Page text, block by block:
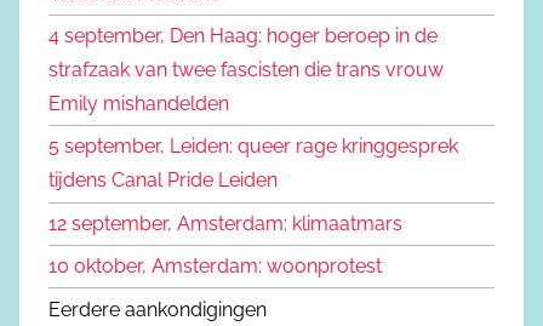
4 september, Den Haag: hoger beroep in de
strafzaak van twee fascisten die trans vrouw
Emily mishandelden
5 september, Leiden: queer rage kringgesprek
tijdens Canal Pride Leiden
12 september, Amsterdam: klimaatmars
10 oktober, Amsterdam: woonprotest
Eerdere aankondigingen